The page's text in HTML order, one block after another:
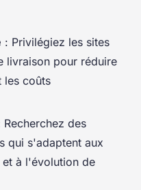
: Privilégiez les sites
livraison pour réduire
les coûts
Recherchez des
qui s'adaptent aux
à l'évolution de